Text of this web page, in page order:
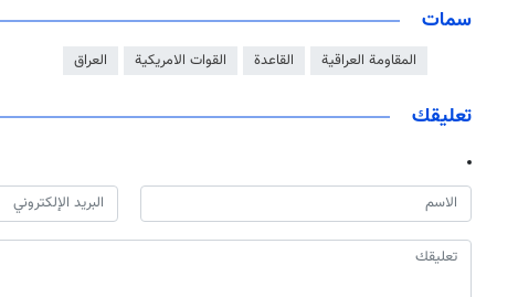
سمات
المقاومة العراقية القاعدة القوات الامريكية العراق
تعليقك